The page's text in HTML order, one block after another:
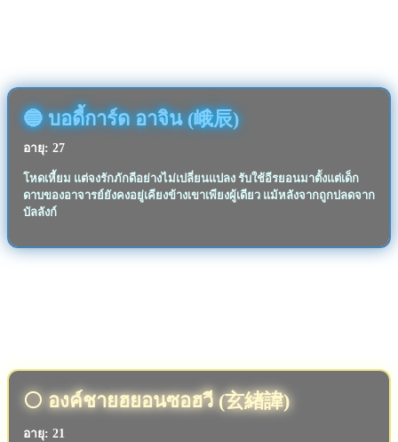
🔵 บอดี้การ์ด อาจิน (峨辰)
อายุ: 27
โหดเหี้ยม แต่จงรักภักดีอย่างไม่เปลี่ยนแปลง รับใช้อีรยอนมาตั้งแต่เด็ก
ดาบของอาจารย์ยังคงอยู่เคียงข้างเขาเพียงผู้เดียว แม้หลังจากถูกปลดจาก
บัลลังก์
⚪️ องค์ชายฮยอนซอฮวี (玄緖諱)
อายุ: 21